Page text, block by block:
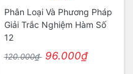
Phân Loại Và Phương Pháp
Giải Trắc Nghiệm Hàm Số
12
120.000₫ 96.000₫